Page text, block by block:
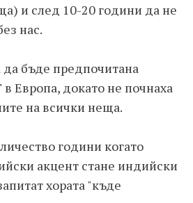
и след 10-20 години да не
нас.
да бъде предпочитана
Европа, докато не почнаха
на всички неща.
години когато
акцент стане индийски
хората "къде